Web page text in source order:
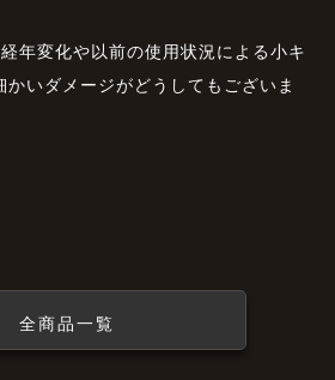
年変化や以前の使用状況による小キ
いダメージがどうしてもございま
全商品一覧